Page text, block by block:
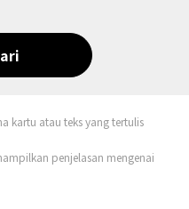
kartu atau teks yang tertulis
penjelasan mengenai